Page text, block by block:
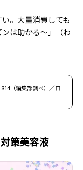
。大量消費しても
は助かる〜」（わ
（編集部調べ）／ロ
策美容液